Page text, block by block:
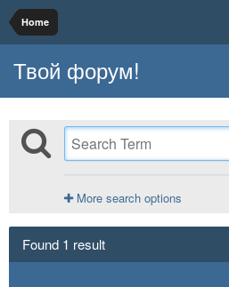
Home
Твой форум!
More search options
Found 1 result